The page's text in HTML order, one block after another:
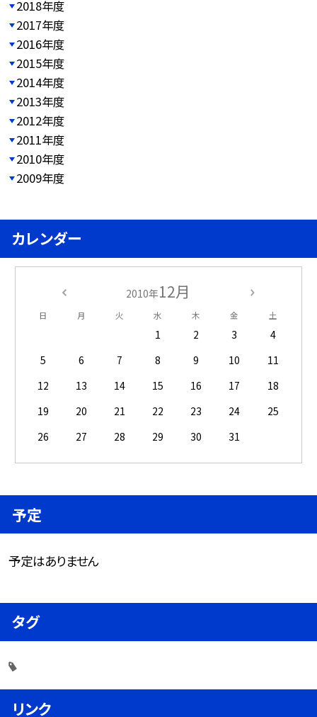
2018年度
2017年度
2016年度
2015年度
2014年度
2013年度
2012年度
2011年度
2010年度
2009年度
カレンダー
2010年12月
日 月 火 水 木 金 土
1 2 3
4
5
6 7 8 9 10
11
12
13 14 15 16 17
18
19
20 21 22 23 24
25
26
27 28 29 30 31
予定
予定はありません
タグ
リンク